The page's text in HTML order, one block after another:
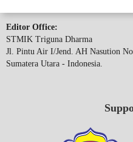
Editor Office:
STMIK Triguna Dharma
Jl. Pintu Air I/Jend. AH Nasution
Sumatera Utara - Indonesia.